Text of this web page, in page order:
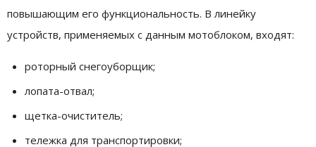
повышающим его функциональность. В линейку
устройств, применяемых с данным мотоблоком, входят:
роторный снегоуборщик;
лопата-отвал;
щетка-очиститель;
тележка для транспортировки;